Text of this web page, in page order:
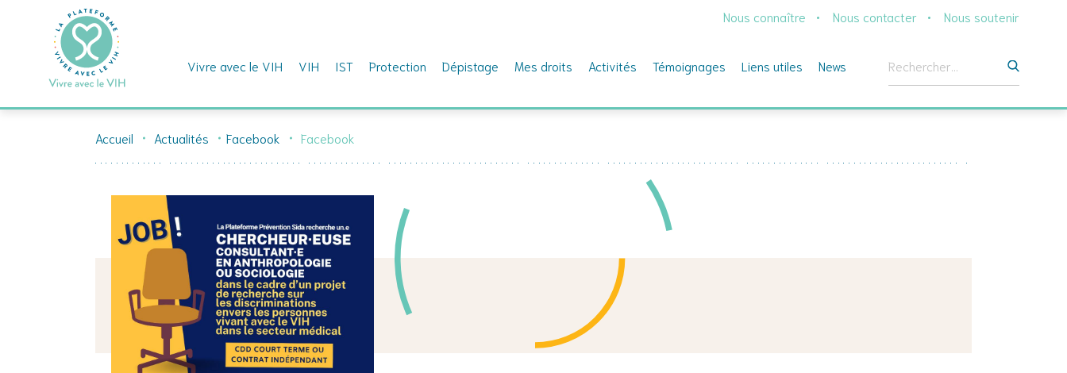
Skip
Nous connaître Nous contacter Nous soutenir
Vivre avec le VIH VIH IST Protection Dépistage Mes droits Activités Témoignages Liens utiles News
Accueil Actualités Facebook Facebook